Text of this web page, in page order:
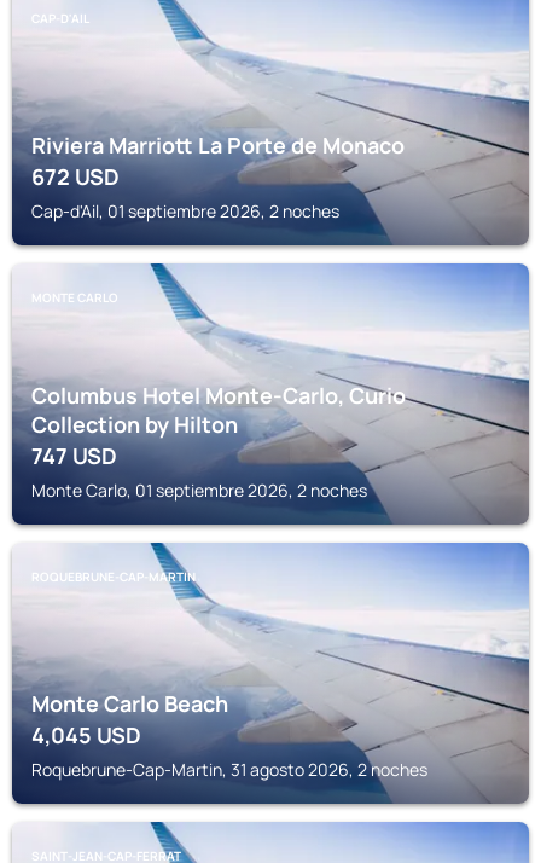
CAP-D'AIL
Riviera Marriott La Porte de Monaco
672USD
Cap-d'Ail, 01 septiembre 2026, 2 noches
MONTE CARLO
Columbus Hotel Monte-Carlo, Curio
Collection by Hilton
747USD
Monte Carlo, 01 septiembre 2026, 2 noches
ROQUEBRUNE-CAP-MARTIN
Monte Carlo Beach
4,045 USD
Roquebrune-Cap-Martin, 31 agosto 2026, 2 noches
SAINT-JEAN-CAP-FERRAT